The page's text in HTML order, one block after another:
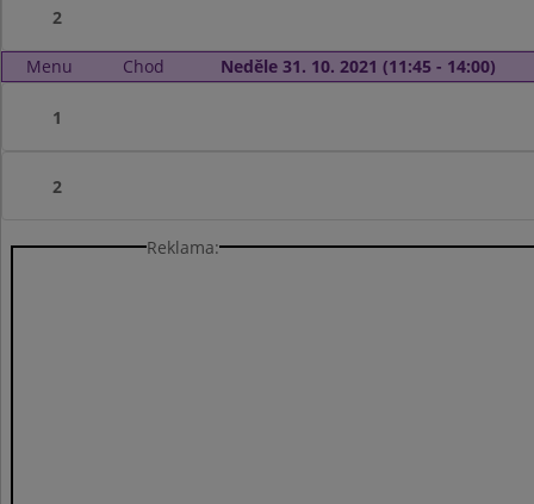
2
Menu Chod Neděle 31. 10. 2021 (11:45 - 14:00)
1
2
Reklama: